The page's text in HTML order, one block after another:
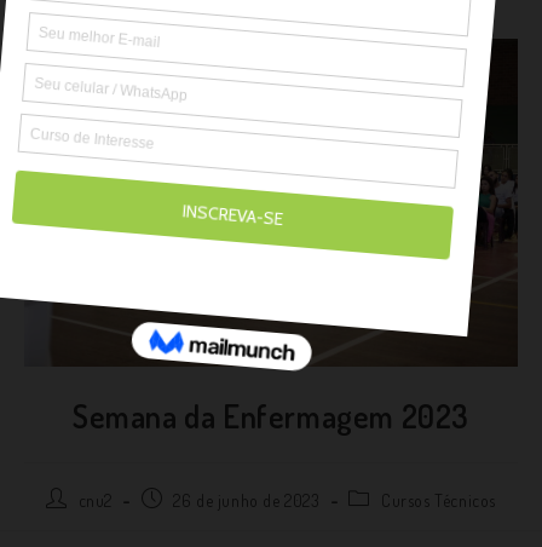
Semana da Enfermagem 2023
cnu2 26 de junho de 2023 Cursos Técnicos